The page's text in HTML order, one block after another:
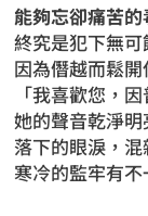
能夠忘卻痛苦
終究是犯下無
因為僭越而鬆
「我喜歡您，
她的聲音乾淨
落下的眼淚，
寒冷的監牢有